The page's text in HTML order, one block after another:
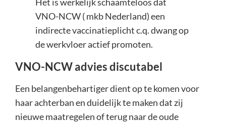
VNO-NCW ( mkb Nederland) een
indirecte vaccinatieplicht c.q. dwang op
de werkvloer actief promoten.
VNO-NCW advies discutabel
Een belangenbehartiger dient op te komen voor
haar achterban en duidelijk te maken dat zij
nieuwe maatregelen of terug naar de oude